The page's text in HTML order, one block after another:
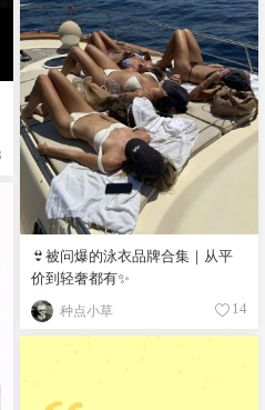
👙被问爆的泳衣品牌合集｜从平
价到轻奢都有✨
种点小草 14